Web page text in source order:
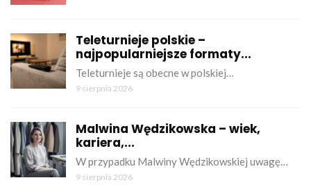
Teleturnieje polskie –
najpopularniejsze formaty...
Teleturnieje są obecne w polskiej…
9 sierpnia 2026
Malwina Wędzikowska – wiek,
kariera,...
W przypadku Malwiny Wędzikowskiej uwagę…
9 sierpnia 2026